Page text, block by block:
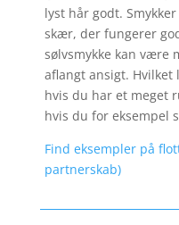
lyst hår godt.
skær, der fungerer
sølvsmykke kan være
aflangt ansigt.
hvis du har et meget
hvis du for eksempel
Find eksempler på
partnerskab)